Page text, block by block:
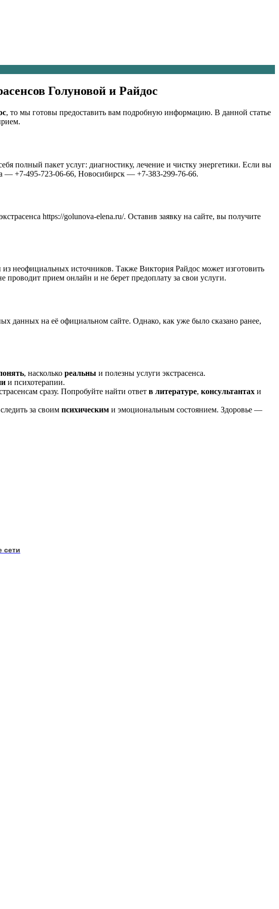
Голуновой и Райдос
, то мы готовы предоставить вам подробную информацию. В данной статье
полный пакет услуг: диагностику, лечение и чистку энергетики. Если вы
— +7-495-723-06-66, Новосибирск — +7-383-299-76-66.
https://golunova-elena.ru/. Оставив заявку на сайте, вы получите
неофициальных источников. Также Виктория Райдос может изготовить
проводит прием онлайн и не берет предоплату за свои услуги.
данных на её официальном сайте. Однако, как уже было сказано ранее,
, насколько реальны и полезны услуги экстрасенса.
и психотерапии.
сразу. Попробуйте найти ответ в литературе, консультантах и
за своим психическим и эмоциональным состоянием. Здоровье —
сети